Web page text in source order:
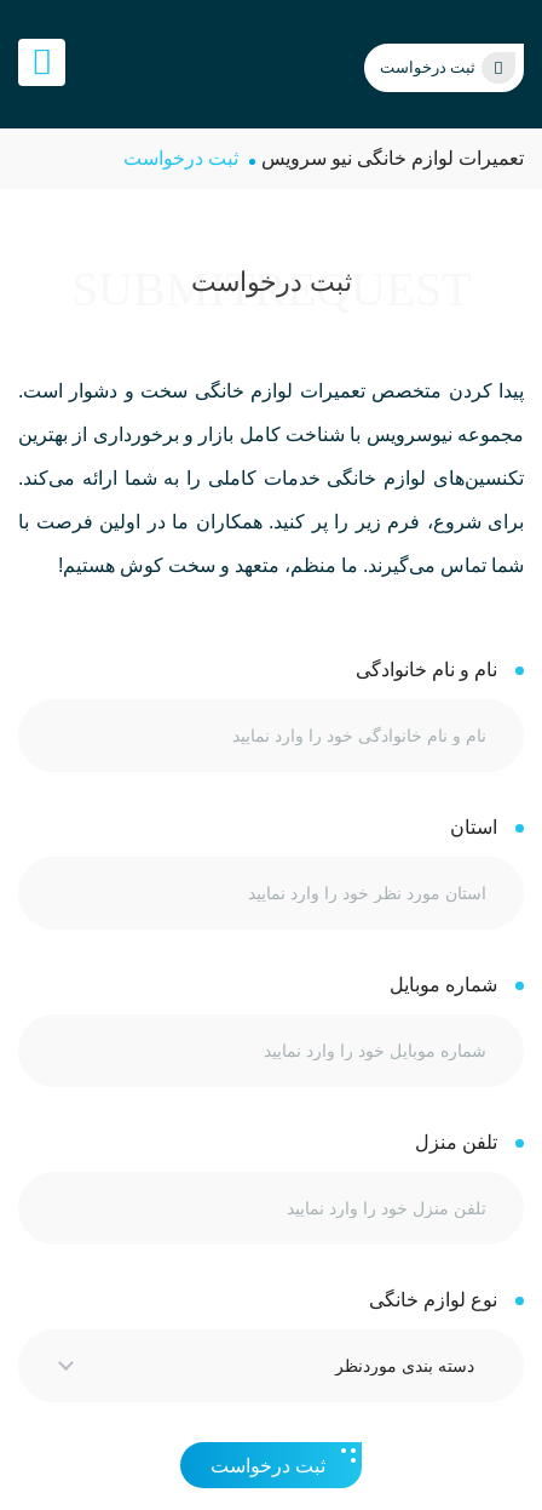
ثبت درخواست
تعمیرات لوازم خانگی نیو سرویس ثبت درخواست
ثبت درخواست
SUBMITREQUEST
پیدا کردن متخصص تعمیرات لوازم خانگی سخت و دشوار است.
مجموعه نیوسرویس با شناخت کامل بازار و برخورداری از بهترین
تکنسین‌های لوازم خانگی خدمات کاملی را به شما ارائه می‌کند.
برای شروع، فرم زیر را پر کنید. همکاران ما در اولین فرصت با
شما تماس می‌گیرند. ما منظم، متعهد و سخت کوش هستیم!
نام و نام خانوادگی
استان
شماره موبایل
تلفن منزل
نوع لوازم خانگی
ثبت درخواست